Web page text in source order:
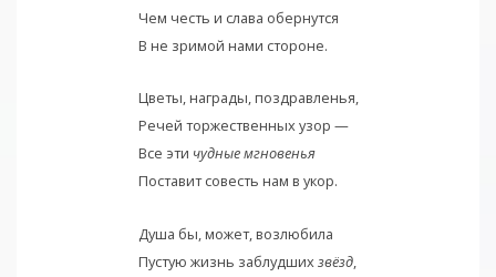
Чем честь и слава обернутся
В не зримой нами стороне.
Цветы, награды, поздравленья,
Речей торжественных узор —
Все эти чудные мгновенья
Поставит совесть нам в укор.
Душа бы, может, возлюбила
Пустую жизнь заблудшихзвёзд,